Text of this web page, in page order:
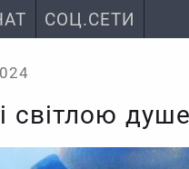
СОЦ.СЕТИ
світлою